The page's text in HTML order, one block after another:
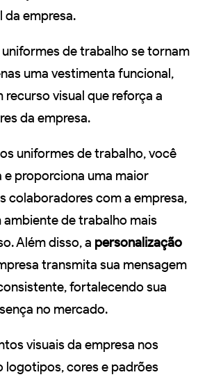
da empresa.
de trabalho se tornam
uma vestimenta funcional,
recurso visual que reforça a
da empresa.
uniformes de trabalho, você
e proporciona uma maior
colaboradores com a empresa,
de trabalho mais
Além disso, a personalização
transmita sua mensagem
fortalecendo sua
no mercado.
visuais da empresa nos
logotipos, cores e padrões